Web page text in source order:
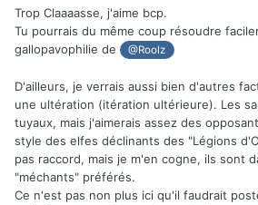
Trop Claaaasse, j'aime bcp.
Tu pourrais du même coup résoudre
gallopavophilie de
@Roolz
D'ailleurs, je verrais aussi bien d'autres
une ultération (itération ultérieure). Les
tuyaux, mais j'aimerais assez des
style des elfes déclinants des "Légions
pas raccord, mais je m'en cogne, ils sont
"méchants" préférés.
Ce n'est pas non plus ici qu'il faudrait